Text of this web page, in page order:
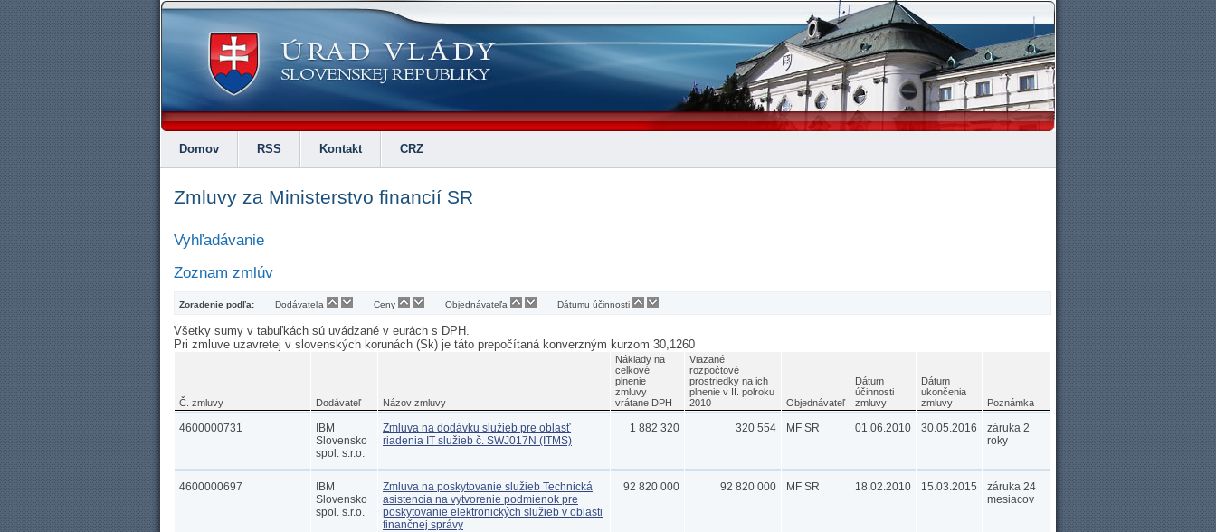
Domov RSS Kontakt CRZ
Zmluvy za Ministerstvo financií SR
Vyhľadávanie
Zoznam zmlúv
Zoradenie podľa: Dodávateľa Ceny Objednávateľa Dátumu účinnosti
Všetky sumy v tabuľkách sú uvádzané v eurách s DPH.
Pri zmluve uzavretej v slovenských korunách (Sk) je táto prepočítaná konverzným kurzom 30,1260
Č. zmluvy Dodávateľ Názov zmluvy
Náklady na
celkové
plnenie
zmluvy
vrátane DPH
Viazané
rozpočtové
prostriedky na ich
plnenie v II. polroku
2010
Objednávateľ
Dátum
účinnosti
zmluvy
Dátum
ukončenia
zmluvy
Poznámka
4600000731
IBM
Slovensko
spol. s.r.o.
Zmluva na dodávku služieb pre oblasť
riadenia IT služieb č. SWJ017N (ITMS)
1 882 320 320 554 MF SR 01.06.2010 30.05.2016
záruka 2
roky
4600000697
IBM
Slovensko
spol. s.r.o.
Zmluva na poskytovanie služieb Technická
asistencia na vytvorenie podmienok pre
poskytovanie elektronických služieb v oblasti
finančnej správy
92 820 000 92 820 000 MF SR 18.02.2010 15.03.2015
záruka 24
mesiacov